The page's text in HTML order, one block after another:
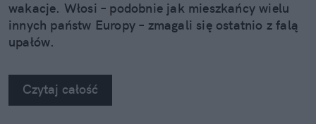
wakacje. Włosi – podobnie jak mieszkańcy wielu
innych państw Europy – zmagali się ostatnio z falą
upałów.
Czytaj całość